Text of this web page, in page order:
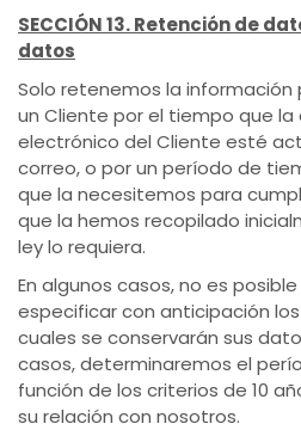
SECCIÓN 13. Retención de
datos
Solo retenemos la
un Cliente por el tiempo que la
electrónico del Cliente esté
correo, o por un período de
que la necesitemos para
que la hemos recopilado
ley lo requiera.
En algunos casos, no es
especificar con anticipación
cuales se conservarán sus
casos, determinaremos el
función de los criterios de 10
su relación con nosotros.